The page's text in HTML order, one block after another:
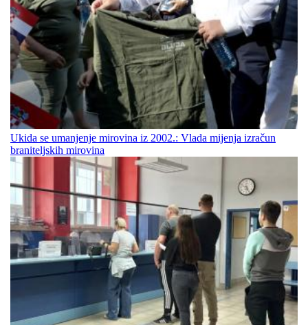
Ukida se umanjenje mirovina iz 2002.: Vlada mijenja izračun
braniteljskih mirovina